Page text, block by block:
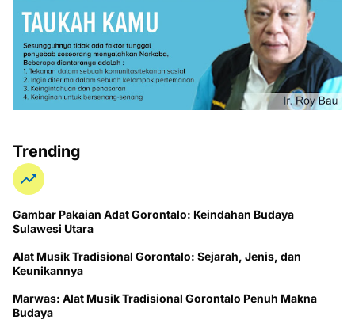
Trending
Gambar Pakaian Adat Gorontalo: Keindahan Budaya
Sulawesi Utara
Alat Musik Tradisional Gorontalo: Sejarah, Jenis, dan
Keunikannya
Marwas: Alat Musik Tradisional Gorontalo Penuh Makna
Budaya